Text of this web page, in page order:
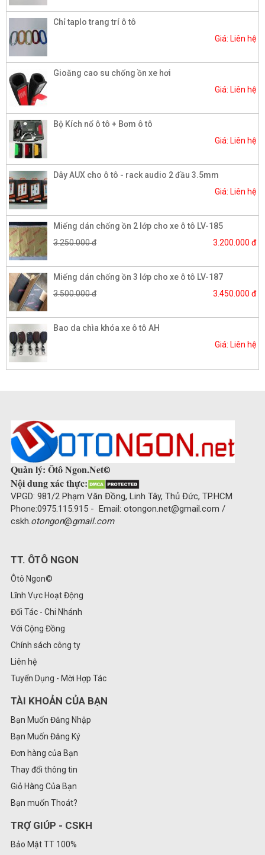
Chỉ taplo trang trí ô tô
Giá: Liên hệ
Gioăng cao su chống ồn xe hơi
Giá: Liên hệ
Bộ Kích nổ ô tô + Bơm ô tô
Giá: Liên hệ
Dây AUX cho ô tô - rack audio 2 đầu 3.5mm
Giá: Liên hệ
Miếng dán chống ồn 2 lớp cho xe ô tô LV-185
3.250.000 đ
3.200.000 đ
Miếng dán chống ồn 3 lớp cho xe ô tô LV-187
3.500.000 đ
3.450.000 đ
Bao da chìa khóa xe ô tô AH
Giá: Liên hệ
Quản lý: Ôtô Ngon.Net©
Nội dung xác thực:
VPGD: 981/2 Phạm Văn Đồng, Linh Tây, Thủ Đức, TP.HCM
Phone:0975.115.915 - Email: otongon.net@gmail.com /
cskh. otongon@gmail.com
TT. ÔTÔ NGON
Ôtô Ngon©
Lĩnh Vực Hoạt Động
Đối Tác - Chi Nhánh
Với Cộng Đồng
Chính sách công ty
Liên hệ
Tuyển Dụng - Mời Hợp Tác
TÀI KHOẢN CỦA BẠN
Bạn Muốn Đăng Nhập
Bạn Muốn Đăng Ký
Đơn hàng của Bạn
Thay đổi thông tin
Giỏ Hàng Của Bạn
Bạn muốn Thoát?
TRỢ GIÚP - CSKH
Bảo Mật TT 100%